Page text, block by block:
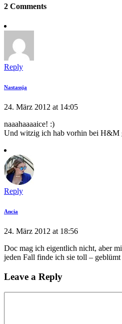
2 Comments
Reply
Nastassja
24. März 2012 at 14:05
naaahaaaaice! :)
Und witzig ich hab vorhin bei H&M
Reply
Ancia
24. März 2012 at 18:56
Doc mag ich eigentlich nicht, aber
jeden Fall finde ich sie toll – geblümt
Leave a Reply